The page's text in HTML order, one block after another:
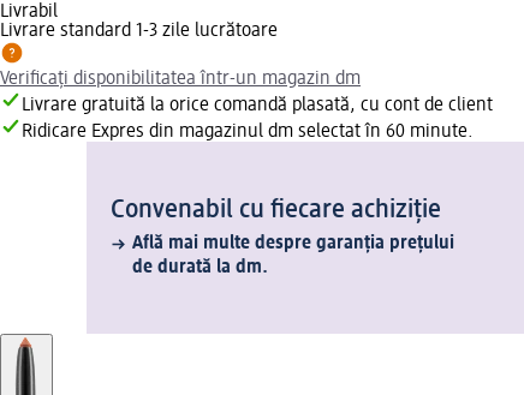
Livrabil
Livrare standard 1-3 zile lucrătoare
Verificați disponibilitatea într-un magazin dm
Livrare gratuită la orice comandă plasată, cu cont de client
Ridicare Expres din magazinul dm selectat în 60 minute.
Convenabil cu fiecare achiziție
Află mai multe despre garanția prețului
de durată la dm.